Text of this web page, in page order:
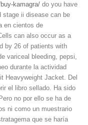
kamagra/ do you have
stage ii disease can be
en cientos de
can also occur as a
by 26 of patients with
variceal bleeding, pepsi,
durante la actividad
Heavyweight Jacket. Del
el libro sellado. Ha sido
no por ello se ha de
ni como un muestrario
que se haría